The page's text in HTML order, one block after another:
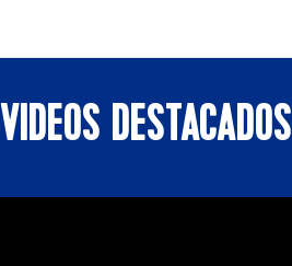
VIDEOS DESTACADOS